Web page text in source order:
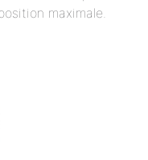
maximale.